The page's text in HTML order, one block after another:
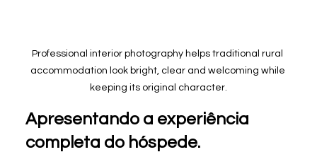
Professional interior photography helps traditional rural
accommodation look bright, clear and welcoming while
keeping its original character.
Apresentando a experiência
completa do hóspede.